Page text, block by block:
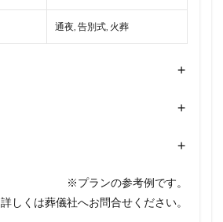
通夜, 告別式, 火葬
+
+
+
※プランの参考例です。
詳しくは葬儀社へお問合せください。